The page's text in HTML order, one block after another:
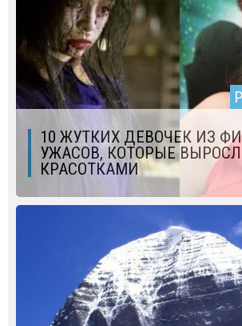
10 ЖУТКИХ ДЕВОЧЕК ИЗ
УЖАСОВ, КОТОРЫЕ
КРАСОТКАМИ